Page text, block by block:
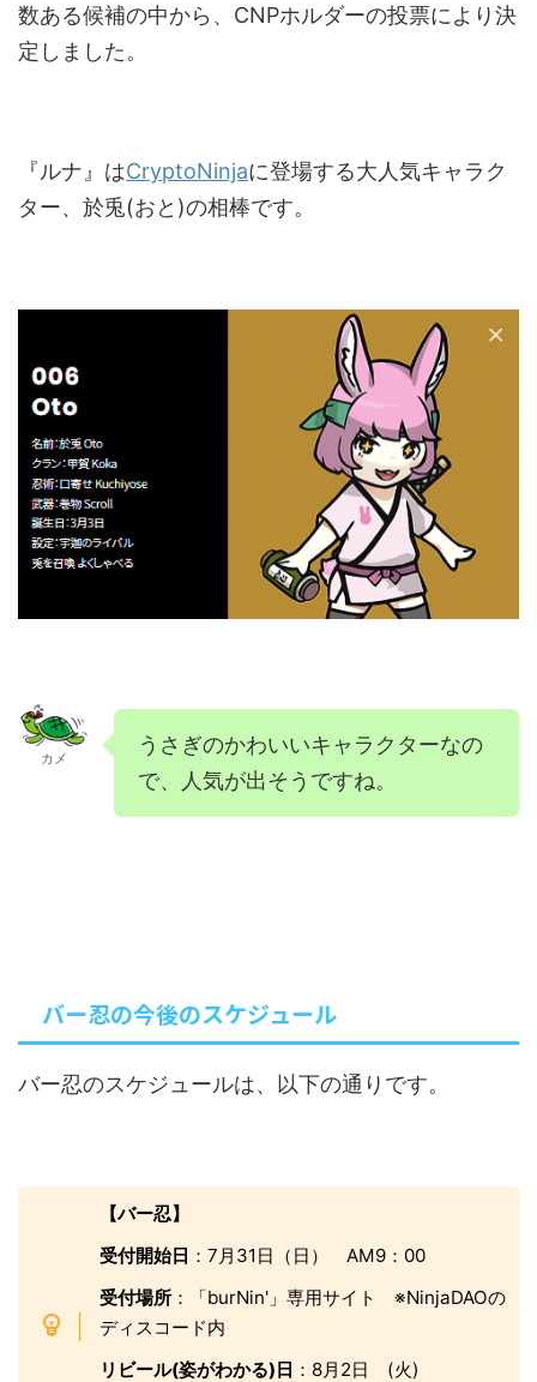
数ある候補の中から、CNPホルダーの投票により決
定しました。
『ルナ』はCryptoNinjaに登場する大人気キャラク
ター、於兎(おと)の相棒です。
カメ
うさぎのかわいいキャラクターなの
で、人気が出そうですね。
バー忍の今後のスケジュール
バー忍のスケジュールは、以下の通りです。
【バー忍】
受付開始日 ：7月31日（日） AM9：00
受付場所：「burNin'」専用サイト ※NinjaDAOの
ディスコード内
リビール(姿がわかる)日 ：8月2日 (火)